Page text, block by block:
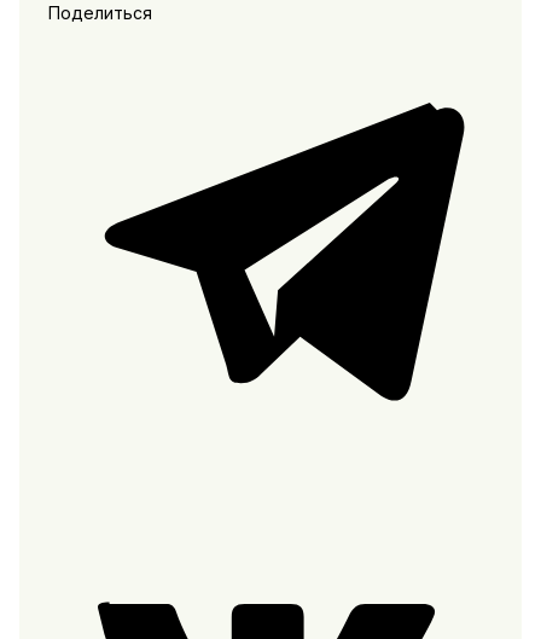
Поделиться